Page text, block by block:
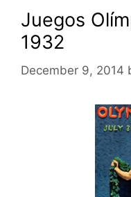
Juegos
1932
December 9, 2014